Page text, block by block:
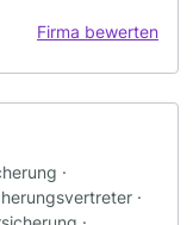
Firma bewerten
·
·